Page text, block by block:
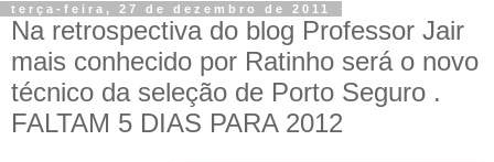
terça-feira, 27 de dezembro de 2011
Na retrospectiva do blog Professor Jair
mais conhecido por Ratinho será o novo
técnico da seleção de Porto Seguro .
FALTAM 5 DIAS PARA 2012